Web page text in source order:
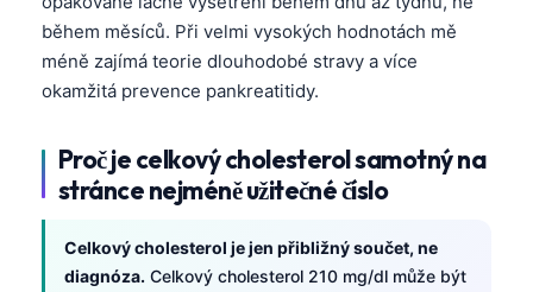
během měsíců. Při velmi vysokých hodnotách mě
méně zajímá teorie dlouhodobé stravy a více
okamžitá prevence pankreatitidy.
Proč je celkový cholesterol samotný na
stránce nejméně užitečné číslo
Celkový cholesterol je jen přibližný součet, ne
diagnóza. Celkový cholesterol 210 mg/dl může být